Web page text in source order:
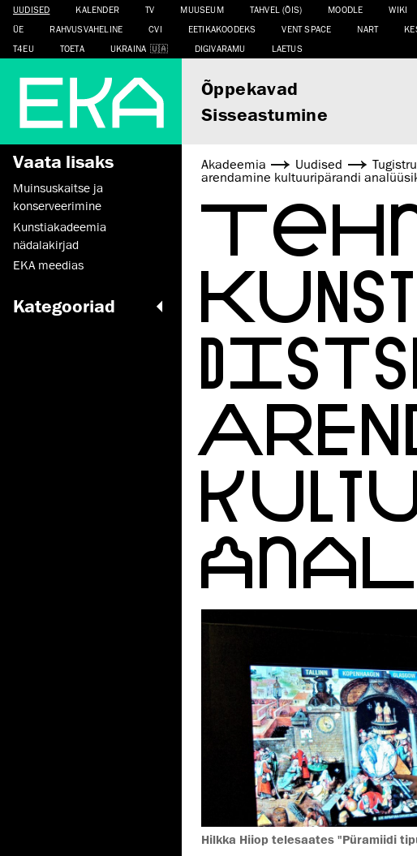
UUDISED KALENDER TV MUUSEUM TAHVEL (ÕIS) MOODLE WIKI
ÜE
RAHVUSVAHELINE CVI EETIKAKOODEKS VENT SPACE NART
T4EU
TOETA UKRAINA DIGIVARAMU LAETUS
Õppekavad
Sisseastumine
Vaata lisaks
Muinsus­kaitse ja
konserveerimine
Kunstiakadeemia
nädalakirjad
EKA meedias
Kategooriad
Akadeemia Uudised
arendamine kultuuripärandi
Hilkka Hiiop telesaates "Püramiidi